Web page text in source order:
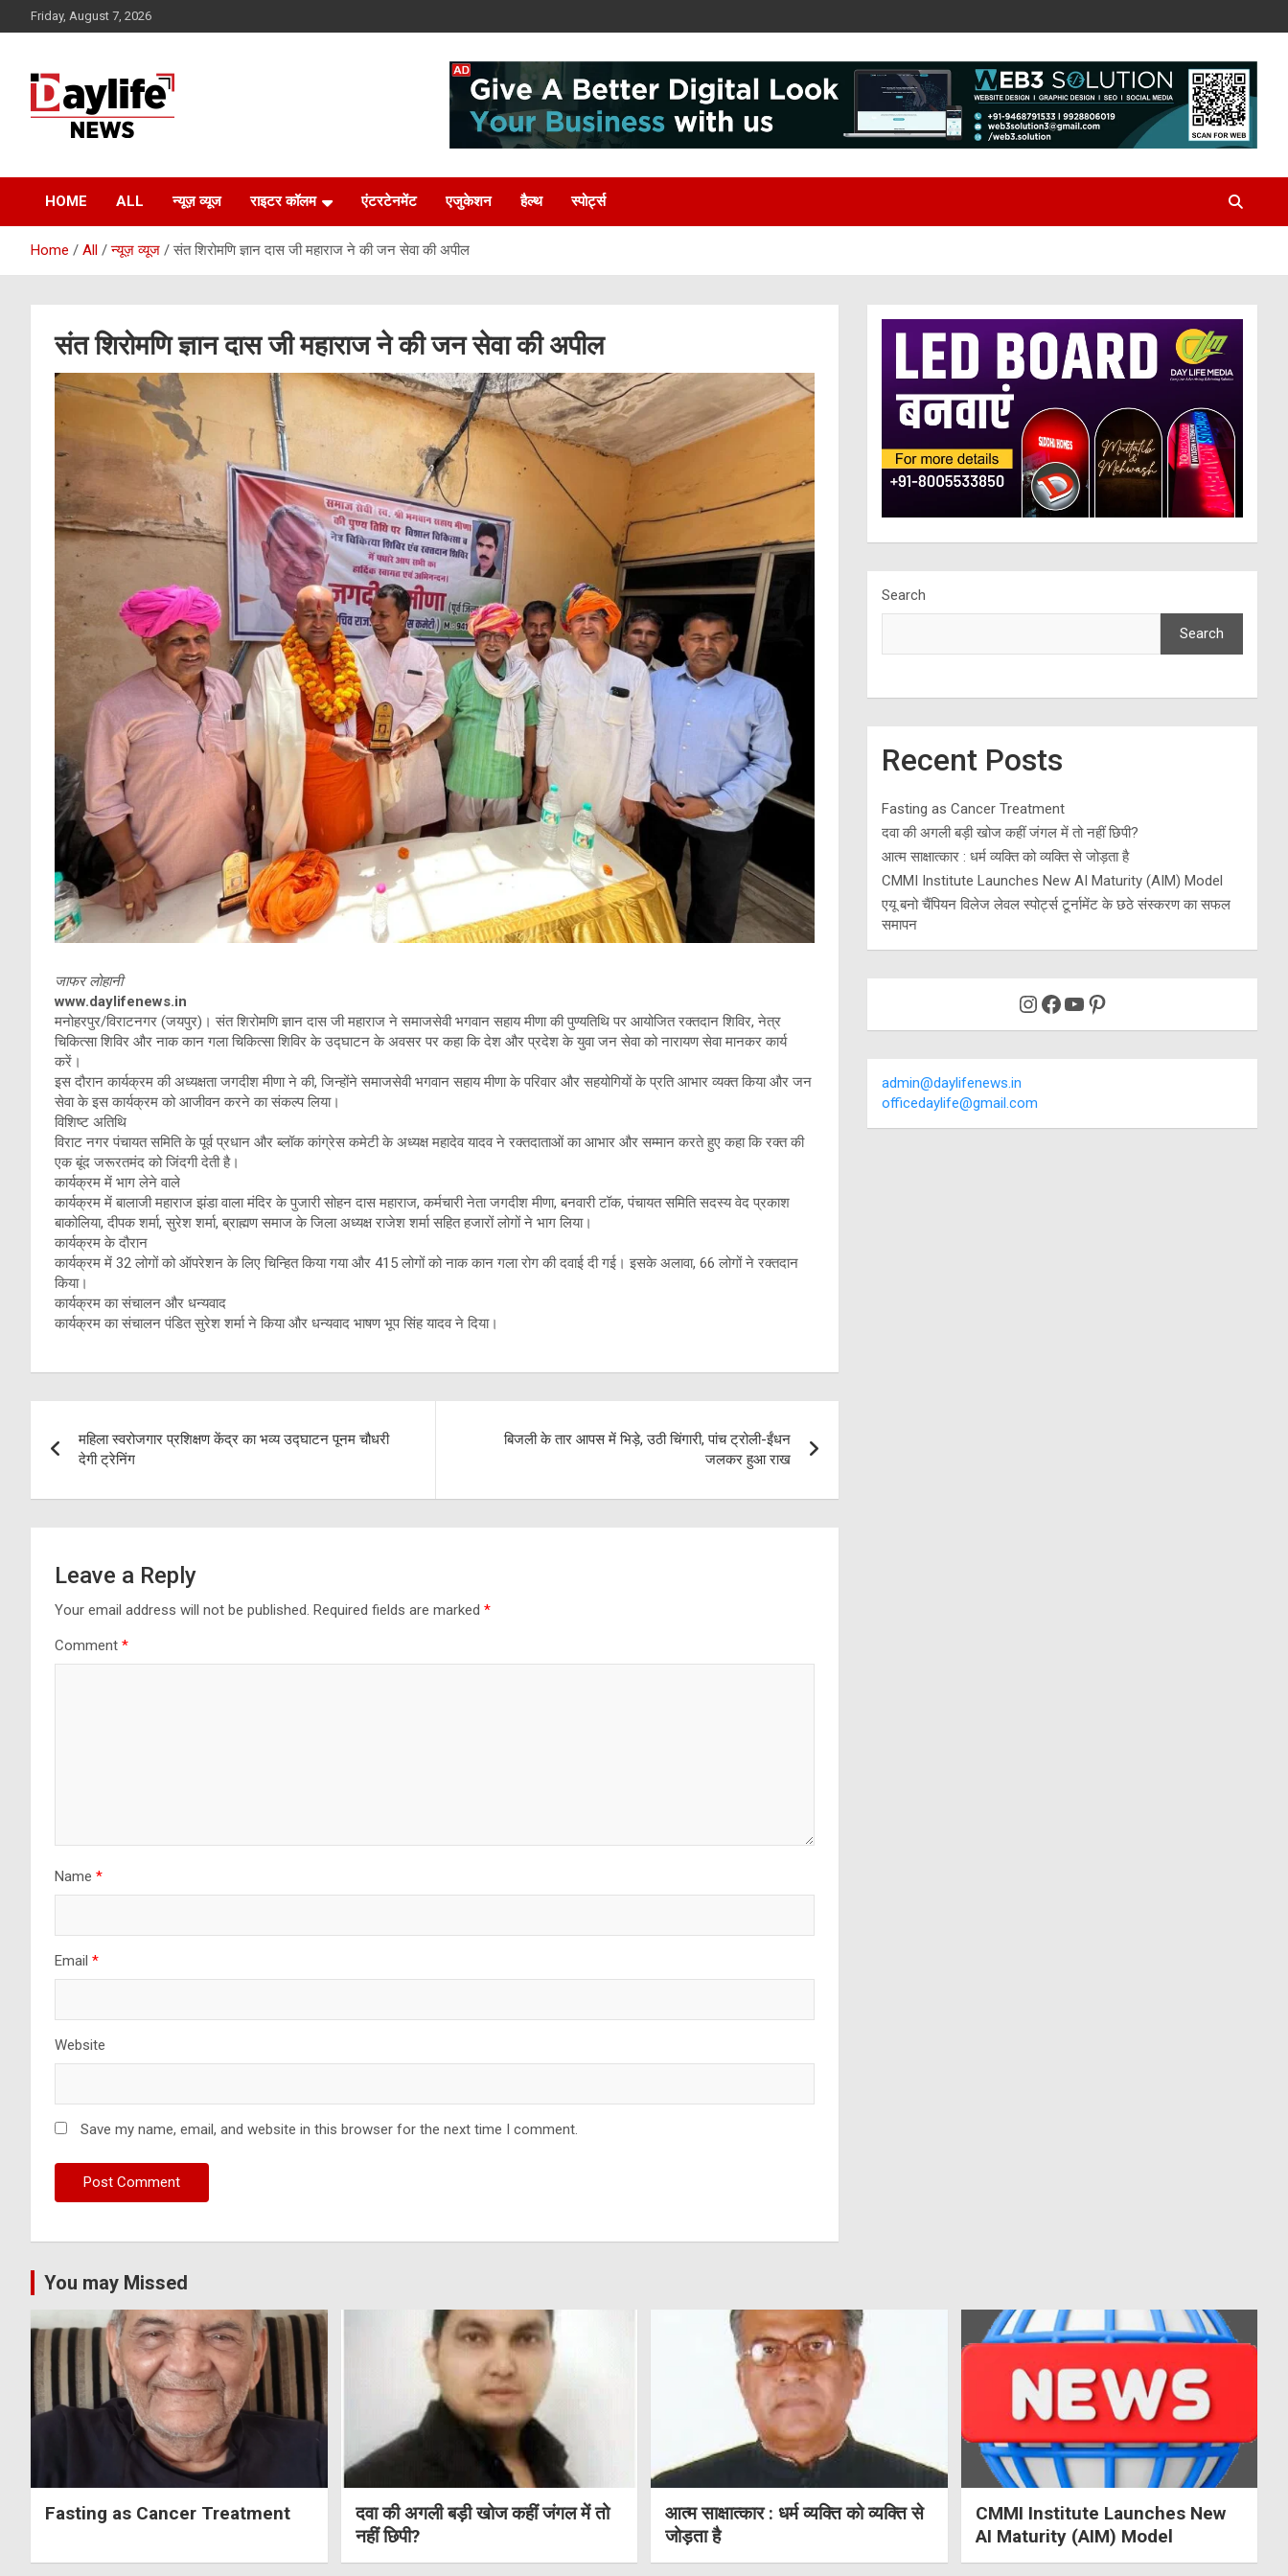
to
Friday, August 7, 2026
HOME ALL न्यूज़ व्यूज राइटर कॉलम एंटरटेनमेंट एजुकेशन हैल्थ स्पोर्ट्स
Home All न्यूज़ व्यूज संत शिरोमणि ज्ञान दास जी महाराज ने की जन सेवा की अपील
संत शिरोमणि ज्ञान दास जी महाराज ने की जन सेवा की अपील
जाफर लोहानी
www.daylifenews.in
मनोहरपुर/विराटनगर (जयपुर)। संत शिरोमणि ज्ञान दास जी महाराज ने समाजसेवी भगवान सहाय मीणा की पुण्यतिथि पर आयोजित रक्तदान शिविर, नेत्र
चिकित्सा शिविर और नाक कान गला चिकित्सा शिविर के उद्घाटन के अवसर पर कहा कि देश और प्रदेश के युवा जन सेवा को नारायण सेवा मानकर कार्य
करें।
इस दौरान कार्यक्रम की अध्यक्षता जगदीश मीणा ने की, जिन्होंने समाजसेवी भगवान सहाय मीणा के परिवार और सहयोगियों के प्रति आभार व्यक्त किया और जन
सेवा के इस कार्यक्रम को आजीवन करने का संकल्प लिया।
विशिष्ट अतिथि
विराट नगर पंचायत समिति के पूर्व प्रधान और ब्लॉक कांग्रेस कमेटी के अध्यक्ष महादेव यादव ने रक्तदाताओं का आभार और सम्मान करते हुए कहा कि रक्त की
एक बूंद जरूरतमंद को जिंदगी देती है।
कार्यक्रम में भाग लेने वाले
कार्यक्रम में बालाजी महाराज झंडा वाला मंदिर के पुजारी सोहन दास महाराज, कर्मचारी नेता जगदीश मीणा, बनवारी टॉक, पंचायत समिति सदस्य वेद प्रकाश
बाकोलिया, दीपक शर्मा, सुरेश शर्मा, ब्राह्मण समाज के जिला अध्यक्ष राजेश शर्मा सहित हजारों लोगों ने भाग लिया।
कार्यक्रम के दौरान
कार्यक्रम में 32 लोगों को ऑपरेशन के लिए चिन्हित किया गया और 415 लोगों को नाक कान गला रोग की दवाई दी गई। इसके अलावा, 66 लोगों ने रक्तदान
किया।
कार्यक्रम का संचालन और धन्यवाद
कार्यक्रम का संचालन पंडित सुरेश शर्मा ने किया और धन्यवाद भाषण भूप सिंह यादव ने दिया।
navigation
महिला स्वरोजगार प्रशिक्षण केंद्र का भव्य उद्घाटन पूनम चौधरी
देगी ट्रेनिंग
बिजली के तार आपस में भिड़े, उठी चिंगारी, पांच ट्रोली-ईंधन
जलकर हुआ राख
Leave a Reply
Your email address will not be published. Required fields are marked *
Comment *
Name *
Email *
Website
Save my name, email, and website in this browser for the next time I comment.
Search
Search
Recent Posts
Fasting as Cancer Treatment
दवा की अगली बड़ी खोज कहीं जंगल में तो नहीं छिपी?
आत्म साक्षात्कार : धर्म व्यक्ति को व्यक्ति से जोड़ता है
CMMI Institute Launches New AI Maturity (AIM) Model
एयू बनो चैंपियन विलेज लेवल स्पोर्ट्स टूर्नामेंट के छठे संस्करण का सफल
समापन
Instagram
Facebook
YouTube
Pinterest
admin@daylifenews.in
officedaylife@gmail.com
You may Missed
Fasting as Cancer Treatment
दवा की अगली बड़ी खोज कहीं जंगल में तो
नहीं छिपी?
आत्म साक्षात्कार : धर्म व्यक्ति को व्यक्ति से
जोड़ता है
CMMI Institute Launches New
AI Maturity (AIM) Model